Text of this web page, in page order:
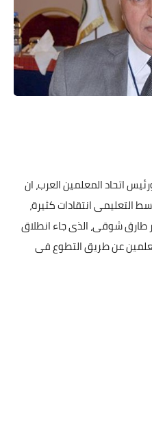
اتحاد المعلمين العرب، ان
التعليمى انتقادات كثيرة،
طارق شوقى، الذى جاء انطلاق
عن طريق التطوع فى